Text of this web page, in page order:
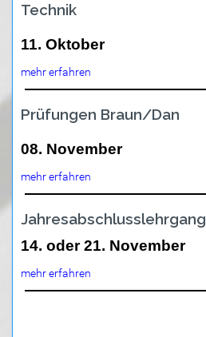
Technik
11. Oktober
mehr erfahren
Prüfungen Braun/Dan
08. November
mehr erfahren
Jahresabschlusslehrgang
14. oder 21. November
mehr erfahren